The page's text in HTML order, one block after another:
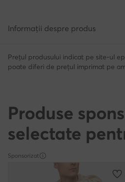
Informații despre produs
Prețul produsului indicat pe site-ul
poate diferi de prețul imprimat pe
Produse
selectate
Sponsorizat